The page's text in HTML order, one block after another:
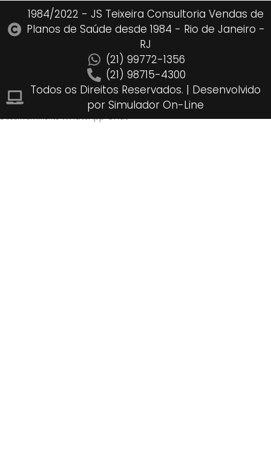
1984/2022 - JS Teixeira Consultoria Vendas de
Planos de Saúde desde 1984 - Rio de Janeiro -
RJ
(21) 99772-1356
(21) 98715-4300
Todos os Direitos Reservados. | Desenvolvido
por Simulador On-Line​
WhatsApp Chat